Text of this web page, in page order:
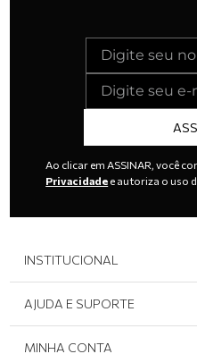
Ao clicar em ASSINAR, você
Privacidade e autoriza o uso
INSTITUCIONAL
Área do Lojista
AJUDA E SUPORTE
MINHA CONTA